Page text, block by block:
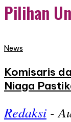
Pilihan
News
Komisaris
Niaga
Redaksi -